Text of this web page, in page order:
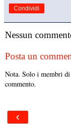
Condividi
Nessun
Posta un
Nota. Solo i membri di
commento.
‹